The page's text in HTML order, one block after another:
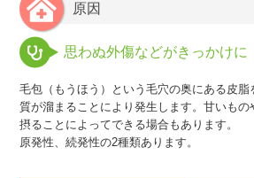
原因
思わぬ外傷などがきっかけに
毛包（もうほう）という毛穴の奥にある皮脂
質が溜まることにより発生します。甘いも
摂ることによってできる場合もあります。
原発性、続発性の2種類あります。